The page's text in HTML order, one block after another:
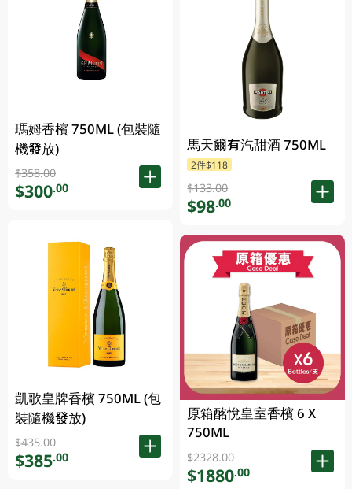
瑪姆香檳 750ML (包裝隨
機發放)
$358.00
$300.00
凱歌皇牌香檳 750ML (包
裝隨機發放)
$435.00
$385.00
馬天爾有汽甜酒 750ML
2件$118
$133.00
$98.00
原箱酩悅皇室香檳 6 X
750ML
$2328.00
$1880.00